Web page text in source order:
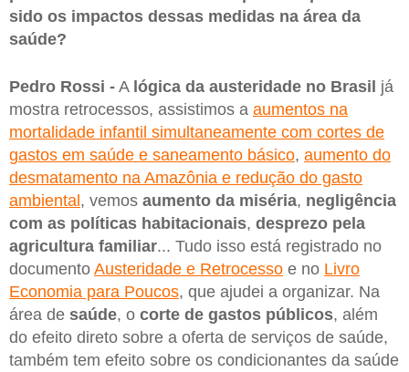
sido os impactos dessas medidas na área da
saúde?
Pedro Rossi - A lógica da austeridade no Brasil já
mostra retrocessos, assistimos a aumentos na
mortalidade infantil simultaneamente com cortes de
gastos em saúde e saneamento básico, aumento do
desmatamento na Amazônia e redução do gasto
ambiental, vemos aumento da miséria, negligência
com as políticas habitacionais, desprezo pela
agricultura familiar... Tudo isso está registrado no
documento Austeridade e Retrocesso e no Livro
Economia para Poucos, que ajudei a organizar. Na
área de saúde, o corte de gastos públicos, além
do efeito direto sobre a oferta de serviços de saúde,
também tem efeito sobre os condicionantes da saúde